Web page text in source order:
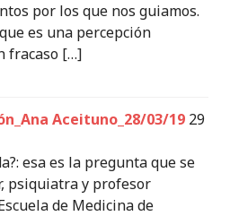
por los que nos guiamos.
es una percepción
fracaso […]
Aceituno_28/03/19 29
esa es la pregunta que se
psiquiatra y profesor
de Medicina de